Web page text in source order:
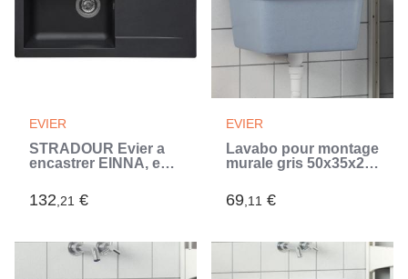
EVIER
STRADOUR Evier a
encastrer EINNA, en
- 06, 1 bac, dim. 78 *
43,5 cm, vidage
132,21 €
EVIER
Lavabo pour montage
murale gris 50x35x24
69,11 €